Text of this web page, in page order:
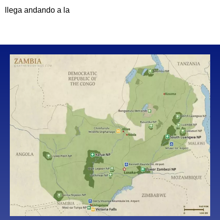
llega andando a la